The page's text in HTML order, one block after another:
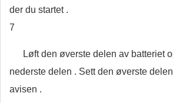
der du startet .
7
Løft den øverste delen av batteriet
nederste delen . Sett den øverste
avisen .